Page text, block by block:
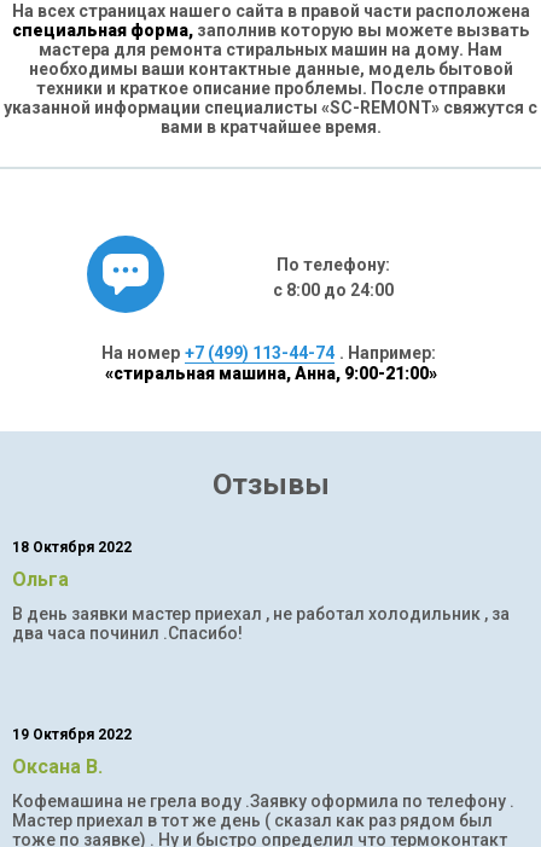
На всех страницах нашего сайта в правой части расположена
специальная форма, заполнив которую вы можете вызвать
мастера для ремонта стиральных машин на дому. Нам
необходимы ваши контактные данные, модель бытовой
техники и краткое описание проблемы. После отправки
указанной информации специалисты «SC-REMONT» свяжутся с
вами в кратчайшее время.
По телефону:
с 8:00 до 24:00
На номер +7 (499) 113-44-74 . Например:
«стиральная машина, Анна, 9:00-21:00»
Отзывы
18 Октября 2022
Ольга
В день заявки мастер приехал , не работал холодильник , за
два часа починил .Спасибо!
19 Октября 2022
Оксана В.
Кофемашина не грела воду .Заявку оформила по телефону .
Мастер приехал в тот же день ( сказал как раз рядом был
тоже по заявке) . Ну и быстро определил что термоконтакт